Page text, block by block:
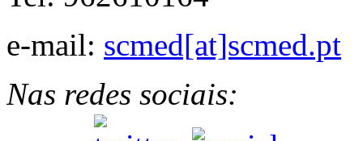
e-mail: scmed[at]scmed.pt
Nas redes sociais: